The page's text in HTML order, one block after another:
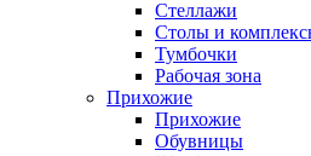
Стеллажи
Столы и
Тумбочки
Рабочая зона
Прихожие
Прихожие
Обувницы